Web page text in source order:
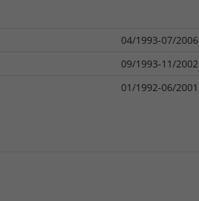
04/1993-07/2006
09/1993-11/2002
01/1992-06/2001